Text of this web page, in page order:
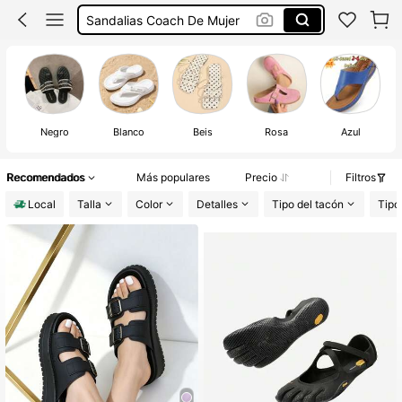
Zapatos Comodos De Mujer
Sandalias De Mujer
Negro Blanco Beis Rosa Azul
Recomendados Más populares Precio
Filtros
Local
Talla Color Detalles Tipo del tacón Tipo